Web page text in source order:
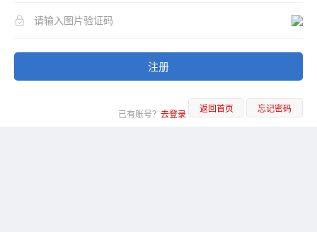
注册
已有账号？ 去登录 返回首页 忘记密码